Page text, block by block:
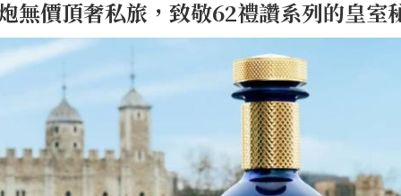
無價頂奢私旅，致敬62禮讚系列的皇室